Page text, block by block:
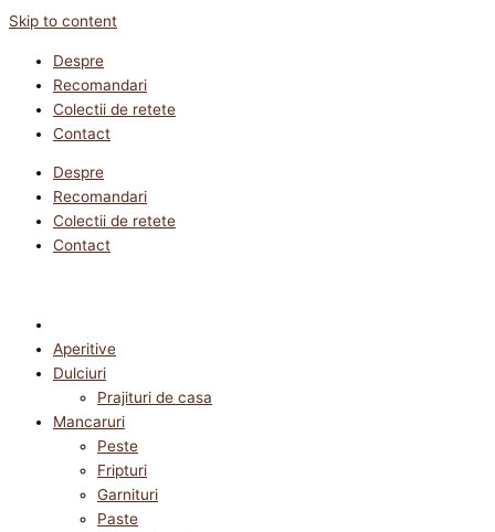
Skip to content
Despre
Recomandari
Colectii de retete
Contact
Despre
Recomandari
Colectii de retete
Contact
Aperitive
Dulciuri
Prajituri de casa
Mancaruri
Peste
Fripturi
Garnituri
Paste